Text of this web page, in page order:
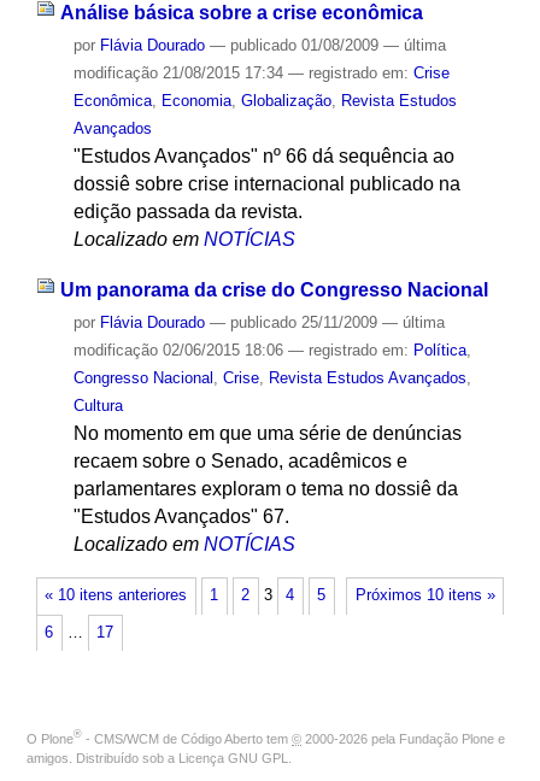
Análise básica sobre a crise econômica
por Flávia Dourado — publicado01/08/2009 — última
modificação21/08/2015 17:34 — registrado em: Crise
Econômica, Economia, Globalização, Revista Estudos
Avançados
"Estudos Avançados" nº 66 dá sequência ao
dossiê sobre crise internacional publicado na
edição passada da revista.
Localizado em NOTÍCIAS
Um panorama da crise do Congresso Nacional
por Flávia Dourado — publicado25/11/2009 — última
modificação02/06/2015 18:06 — registrado em: Política,
Congresso Nacional , Crise, Revista Estudos Avançados,
Cultura
No momento em que uma série de denúncias
recaem sobre o Senado, acadêmicos e
parlamentares exploram o tema no dossiê da
"Estudos Avançados" 67.
Localizado em NOTÍCIAS
« 10 itens anteriores Próximos 10 itens »
1 2 3 4 5
6 … 17
O Plone® - CMS/WCM de Código Aberto tem © 2000-2026 pela Fundação Plone e
amigos. Distribuído sob a Licença GNU GPL